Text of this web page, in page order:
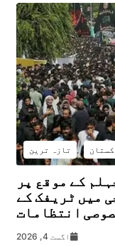
تازہ ترین
کے موقع پر
میں ٹریفک کے
انتظامات
اگست 4, 2026